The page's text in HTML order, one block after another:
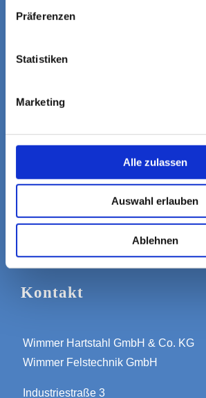
Präferenzen
Statistiken
Marketing
Alle zulassen
Auswahl erlauben
Ablehnen
Links
ALLGEMEINE
Kontakt
Wimmer Hartstahl GmbH & Co. KG
Wimmer Felstechnik GmbH
Industriestraße 3